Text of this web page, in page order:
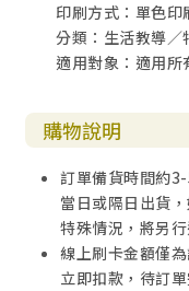
本書包含了六個
撰寫）。故事可以
論。原本試著要把
入瑞智基金會團隊
長時間的討論與思
撰寫）。我與劉顧
照顧。說是「導論
書。這是此書的心
然。
印刷方式：單色印
分類：生活教導／
適用對象：適用所
購物說明
訂單備貨時間約
當日或隔日出貨
特殊情況，將另
線上刷卡金額僅
立即扣款，待訂